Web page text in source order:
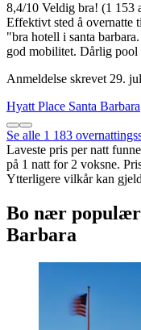
8,4/10 Veldig bra! (1 153
Effektivt sted å overnatte
"bra hotell i santa
god mobilitet. Dårlig pool
Anmeldelse skrevet 29.
Hyatt Place Santa Barbara
Se alle 1 183
Laveste pris per natt
på 1 natt for 2 voksne.
Ytterligere vilkår kan
Bo nær
Barbara